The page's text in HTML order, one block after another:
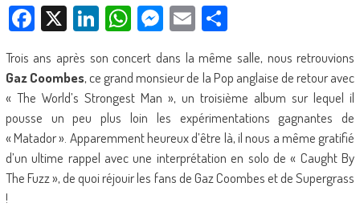
Facebook
X LinkedIn
WhatsApp
Messenger
EmailPartager
Trois ans après son concert dans la même salle, nous retrouvions
Gaz Coombes, ce grand monsieur de la Pop anglaise de retour avec
« The World’s Strongest Man », un troisième album sur lequel il
pousse un peu plus loin les expérimentations gagnantes de
« Matador ». Apparemment heureux d’être là, il nous a même gratifié
d’un ultime rappel avec une interprétation en solo de « Caught By
The Fuzz », de quoi réjouir les fans de Gaz Coombes et de Supergrass
!